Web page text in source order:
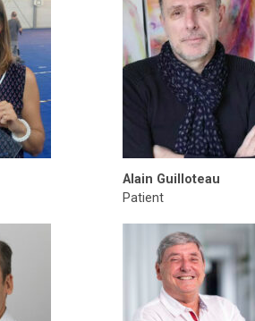
Alain Guilloteau
Patient